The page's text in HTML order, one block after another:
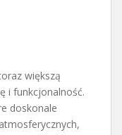
większą
i funkcjonalność.
doskonale